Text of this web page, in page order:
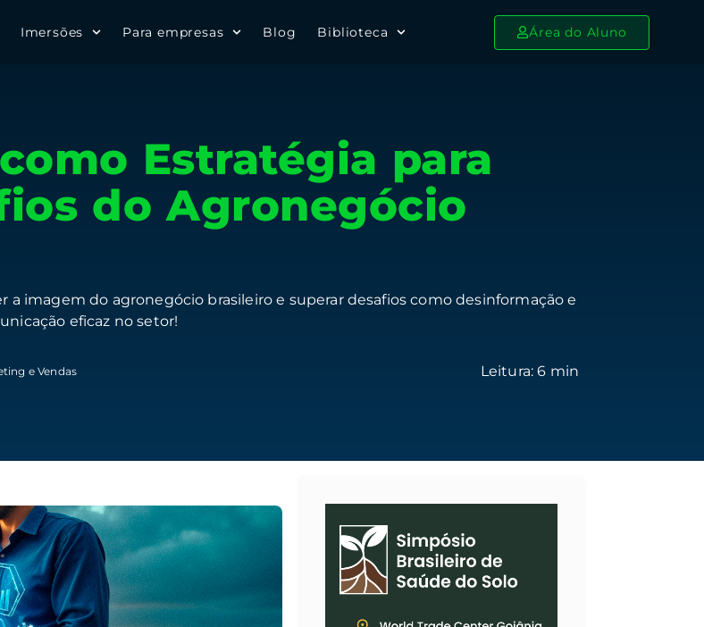
Imersões Para empresas Blog Biblioteca Área do Aluno
Estratégia para
do Agronegócio
a imagem do agronegócio brasileiro e superar desafios como desinformação e
eficaz no setor!
e Vendas